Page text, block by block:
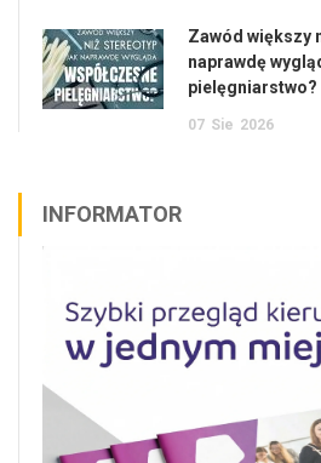
Zawód większy
naprawdę
pielęgniarstwo?
07 Sie 2026
INFORMATOR